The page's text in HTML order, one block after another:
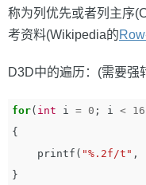
称为列优先或者列主序
考资料(Wikipedia的
D3D中的遍历：(需要强
for( int i = 0 ; i < 16
{
printf ( "%.2f/t" ,
}